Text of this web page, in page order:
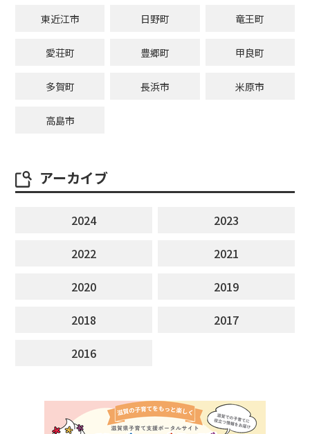
東近江市 日野町 竜王町
愛荘町 豊郷町 甲良町
多賀町 長浜市 米原市
高島市
アーカイブ
2024
2023
2022
2021
2020
2019
2018
2017
2016